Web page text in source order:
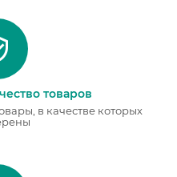
товаров
в качестве которых